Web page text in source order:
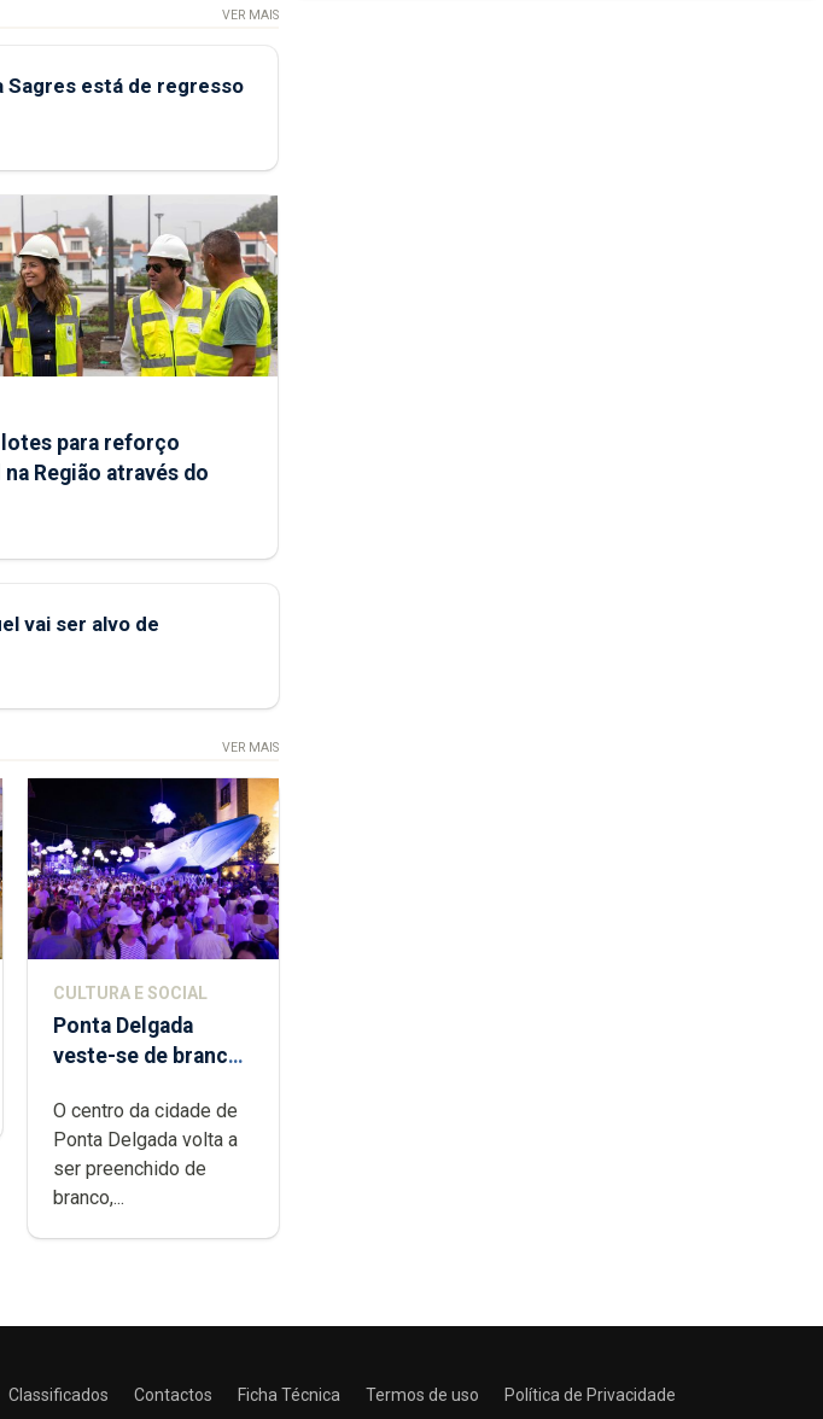
VER MAIS
Sagres está de regresso
lotes para reforço
Região através do
vai ser alvo de
VER MAIS
CULTURA E SOCIAL
Ponta Delgada
veste-se de branco
O centro da cidade de
Ponta Delgada volta a
ser preenchido de
branco,...
Classificados Contactos Ficha Técnica Termos de uso Política de Privacidade